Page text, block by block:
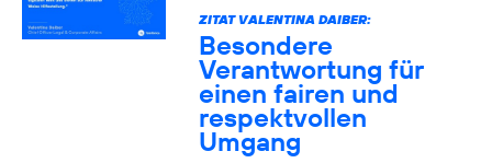
ZITAT VALENTINA DAIBER:
Besondere
Verantwortung für
einen fairen und
respektvollen
Umgang